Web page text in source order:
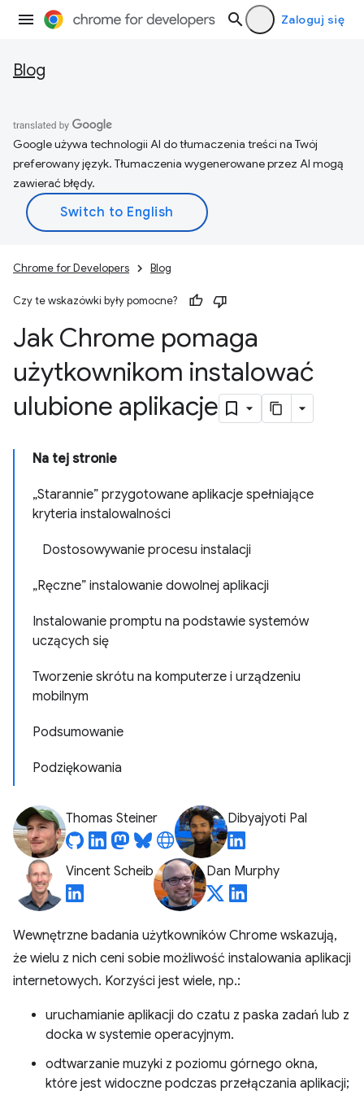
Zaloguj się
Blog
Google używa technologii AI do tłumaczenia treści na Twój
preferowany język. Tłumaczenia wygenerowane przez AI mogą
zawierać błędy.
Chrome for Developers Blog
Czy te wskazówki były pomocne?
Jak Chrome pomaga
użytkownikom instalować
ulubione aplikacje
Na tej stronie
„Starannie” przygotowane aplikacje spełniające
kryteria instalowalności
Dostosowywanie procesu instalacji
„Ręczne” instalowanie dowolnej aplikacji
Instalowanie promptu na podstawie systemów
uczących się
Tworzenie skrótu na komputerze i urządzeniu
mobilnym
Podsumowanie
Podziękowania
Thomas Steiner Dibyajyoti Pal
Vincent Scheib Dan Murphy
Wewnętrzne badania użytkowników Chrome wskazują,
że wielu z nich ceni sobie możliwość instalowania aplikacji
internetowych. Korzyści jest wiele, np.:
uruchamianie aplikacji do czatu z paska zadań lub z
docka w systemie operacyjnym.
odtwarzanie muzyki z poziomu górnego okna,
które jest widoczne podczas przełączania aplikacji;